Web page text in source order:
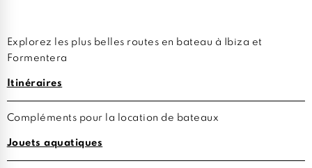
Explorez les plus belles routes en bateau à Ibiza et
Formentera
Itinéraires
Compléments pour la location de bateaux
Jouets aquatiques